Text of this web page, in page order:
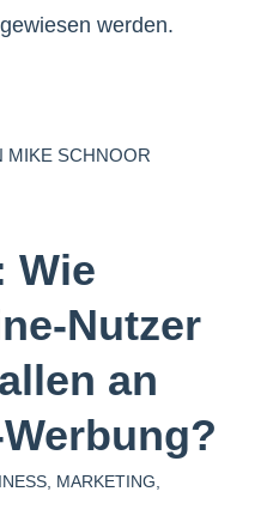
werden.
MIKE SCHNOOR
Wie
Nutzer
an
, MARKETING